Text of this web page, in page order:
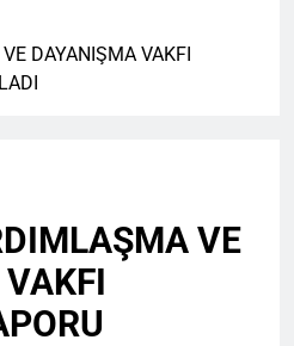
DAYANIŞMA VAKFI
VE